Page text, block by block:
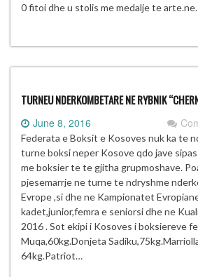
0 fitoi dhe u stolis me medalje te
TURNEU NDERKOMBETARE NE RYBNIK
June 8, 2016
Federata e Boksit e Kosoves nuk ka te
turne boksi neper Kosove qdo jave
me boksier te te gjitha grupmoshave.
pjesemarrje ne turne te ndryshme
Evrope ,si dhe ne Kampionatet
kadet,junior,femra e seniorsi dhe ne
2016 . Sot ekipi i Kosoves i boksiereve
Muqa,60kg.Donjeta
64kg.Patriot…